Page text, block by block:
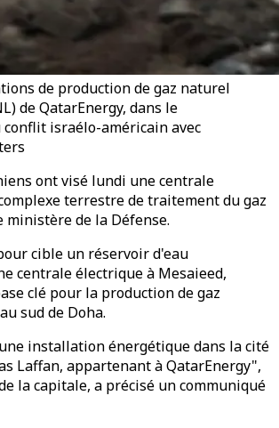
de production de gaz naturel
de QatarEnergy, dans le
conflit israélo-américain avec
ont visé lundi une centrale
terrestre de traitement du gaz
ministère de la Défense.
cible un réservoir d'eau
centrale électrique à Mesaieed,
clé pour la production de gaz
sud de Doha.
installation énergétique dans la cité
Laffan, appartenant à QatarEnergy",
la capitale, a précisé un communiqué